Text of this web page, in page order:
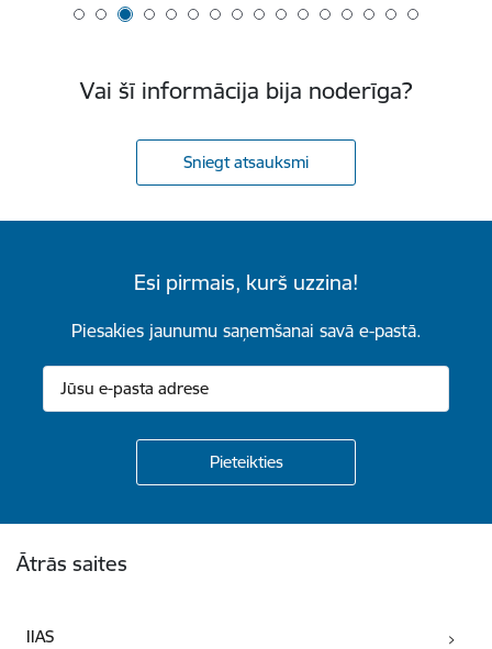
Vai šī informācija bija noderīga?
Sniegt atsauksmi
Esi pirmais, kurš uzzina!
Piesakies jaunumu saņemšanai savā e-pastā.
Ātrās saites
IIAS